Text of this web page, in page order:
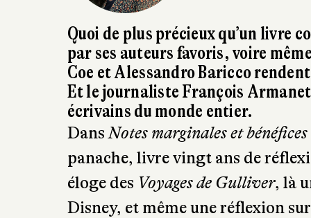
Quoi de plus précieux qu’un livre
par ses auteurs favoris, voire
Coe et Alessandro Baricco
Et le journaliste François
écrivains du monde entier.
DansNotes marginales et
panache, livre vingt ans de
éloge des Voyages de Gulliver, là
Disney, et même une réflexion